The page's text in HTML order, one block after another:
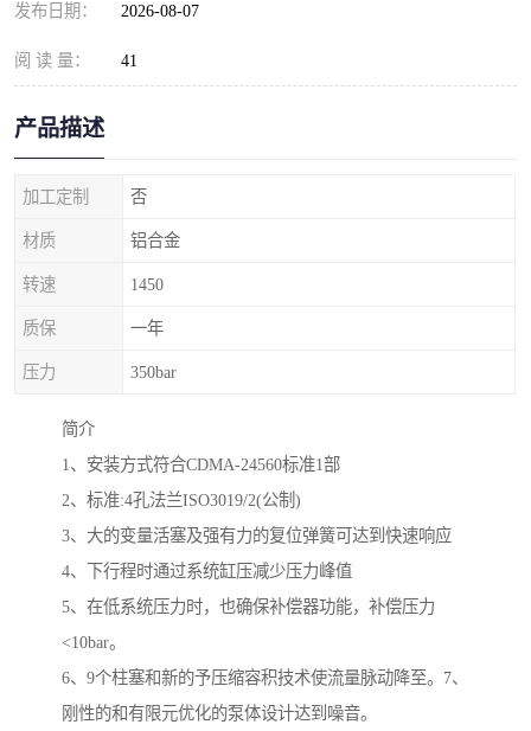
发布日期： 2026-08-07
阅 读 量： 41
产品描述
加工定制 否
材质 铝合金
转速 1450
质保 一年
压力 350bar
简介
1、安装方式符合CDMA-24560标准1部
2、标准:4孔法兰ISO3019/2(公制)
3、大的变量活塞及强有力的复位弹簧可达到快速响应
4、下行程时通过系统缸压减少压力峰值
5、在低系统压力时，也确保补偿器功能，补偿压力
<10bar。
6、9个柱塞和新的予压缩容积技术使流量脉动降至。7、
刚性的和有限元优化的泵体设计达到噪音。